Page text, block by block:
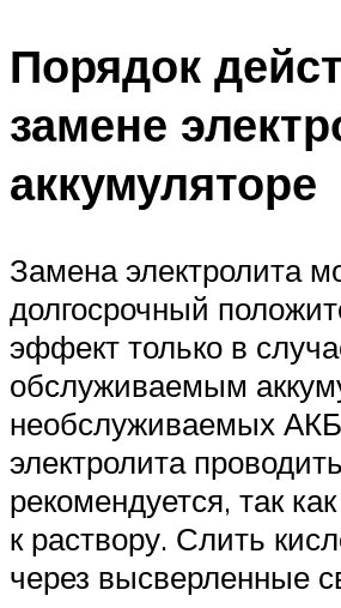
Порядок
замене
аккумуляторе
Замена электролита
долгосрочный
эффект только в
обслуживаемым
необслуживаемых
электролита
рекомендуется, так
к раствору. Слить
через высверленные